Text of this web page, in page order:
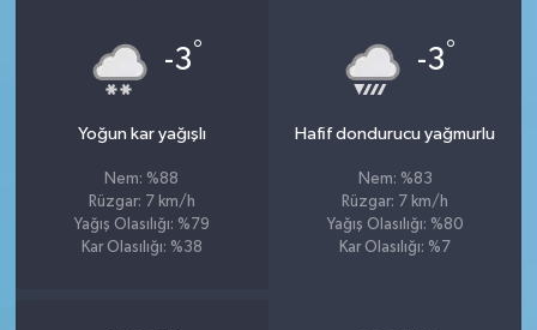
-3°
Yoğun kar yağışlı
Nem: %88
Rüzgar: 7 km/h
Yağış Olasılığı: %79
Kar Olasılığı: %38
-3°
Hafif dondurucu yağmurlu
Nem: %83
Rüzgar: 7 km/h
Yağış Olasılığı: %80
Kar Olasılığı: %7